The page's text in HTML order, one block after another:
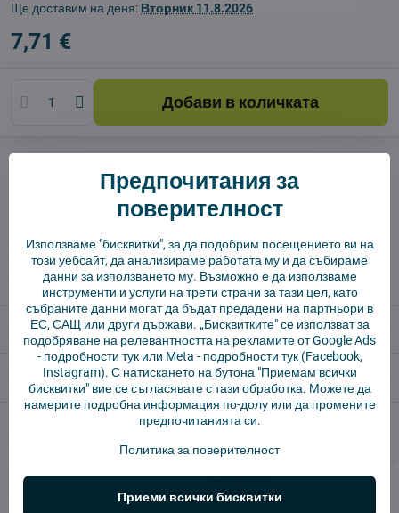
Ще доставим на деня: Вторник 11.8.2026
7,71 €
Добави в количката
Vysajto.sk
✅ Готов за изпращане веднага
✅ БЕЗПЛАТНА доставка над 55 EUR.
✅ 14 дни политика за връщане
Описание
Отзиви 0
Алтернативни продукти
Предпочитания за
поверителност
Използваме "бисквитки", за да подобрим посещението ви на
този уебсайт, да анализираме работата му и да събираме
данни за използването му. Възможно е да използваме
инструменти и услуги на трети страни за тази цел, като
събраните данни могат да бъдат предадени на партньори в
ЕС, САЩ или други държави. „Бисквитките" се използват за
подобряване на релевантността на рекламите от Google Ads
- подробности тукили Meta - подробности тук(Facebook,
Instagram). С натискането на бутона "Приемам всички
бисквитки" вие се съгласявате с тази обработка. Можете да
намерите подробна информация по-долу или да промените
предпочитанията си.
Политика за поверителност
Приеми всички бисквитки